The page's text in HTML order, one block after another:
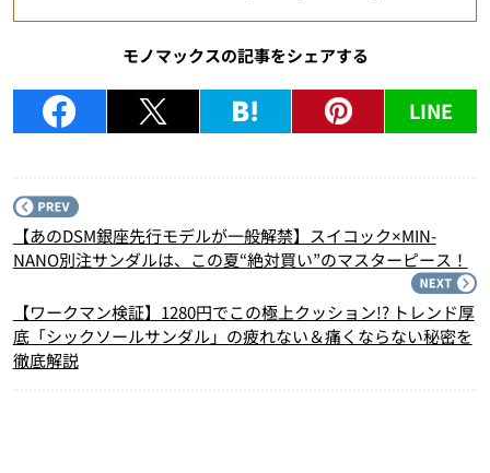
モノマックスの記事をシェアする
LINE
【あのDSM銀座先行モデルが一般解禁】スイコック×MIN-
NANO別注サンダルは、この夏“絶対買い”のマスターピース！
【ワークマン検証】1280円でこの極上クッション!? トレンド厚
底「シックソールサンダル」の疲れない＆痛くならない秘密を
徹底解説